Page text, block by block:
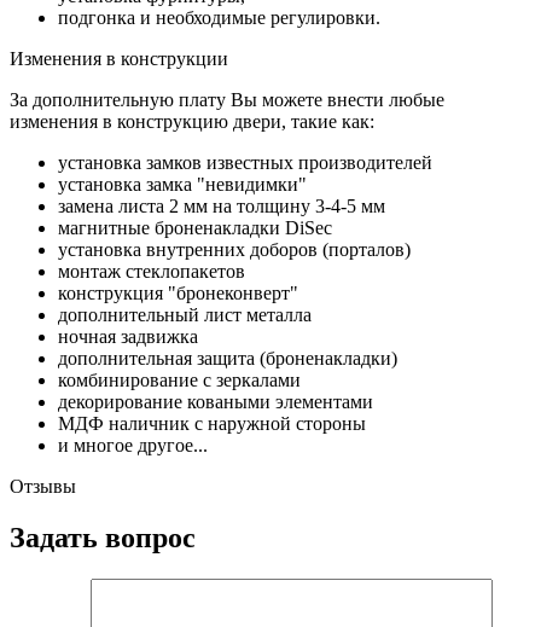
подгонка и необходимые регулировки.
Изменения в конструкции
За дополнительную плату Вы можете внести любые
изменения в конструкцию двери, такие как:
установка замков известных производителей
установка замка "невидимки"
замена листа 2 мм на толщину 3-4-5 мм
магнитные броненакладки DiSec
установка внутренних доборов (порталов)
монтаж стеклопакетов
конструкция "бронеконверт"
дополнительный лист металла
ночная задвижка
дополнительная защита (броненакладки)
комбинирование с зеркалами
декорирование коваными элементами
МДФ наличник с наружной стороны
и многое другое...
Отзывы
Задать вопрос